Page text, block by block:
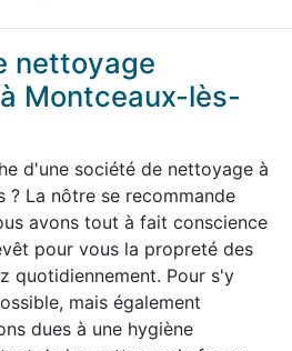
nettoyage
Montceaux-lès-
d'une société de nettoyage à
? La nôtre se recommande
avons tout à fait conscience
pour vous la propreté des
quotidiennement. Pour s'y
mais également
dues à une hygiène